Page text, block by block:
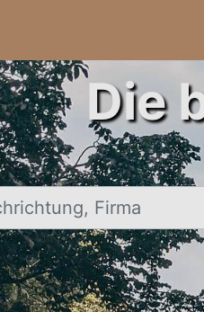
Die
Firma